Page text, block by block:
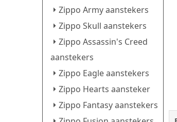
Zippo Army aanstekers
Zippo Skull aanstekers
Zippo Assassin's Creed
aanstekers
Zippo Eagle aanstekers
Zippo Hearts aansteker
Zippo Fantasy aanstekers